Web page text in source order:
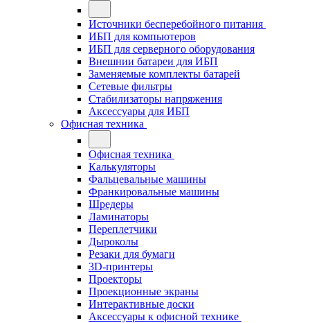
Источники бесперебойного питания
ИБП для компьютеров
ИБП для серверного оборудования
Внешнии батареи для ИБП
Заменяемые комплекты батарей
Сетевые фильтры
Стабилизаторы напряжения
Аксессуары для ИБП
Офисная техника
Офисная техника
Калькуляторы
Фальцевальные машины
Франкировальные машины
Шредеры
Ламинаторы
Переплетчики
Дыроколы
Резаки для бумаги
3D-принтеры
Проекторы
Проекционные экраны
Интерактивные доски
Аксессуары к офисной технике